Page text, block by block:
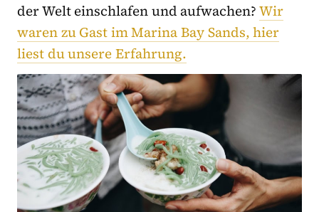
der Welt einschlafen und aufwachen?Wir
waren zu Gast im Marina Bay Sands, hier
liest du unsere Erfahrung.